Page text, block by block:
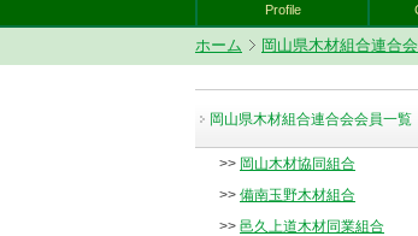
Profile
ホーム 岡山県木材組合連合
岡山県木材組合連合会会員一覧
>> 岡山木材協同組合
>> 備南玉野木材組合
>> 邑久上道木材同業組合